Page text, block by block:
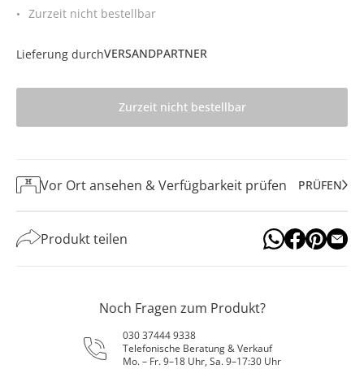
Zurzeit nicht bestellbar
Lieferung durchVERSANDPARTNER
Zurzeit nicht bestellbar
Vor Ort ansehen & Verfügbarkeit prüfen PRÜFEN
Produkt teilen
Noch Fragen zum Produkt?
030 37444 9338
Telefonische Beratung & Verkauf
Mo. – Fr. 9–18 Uhr, Sa. 9–17:30 Uhr